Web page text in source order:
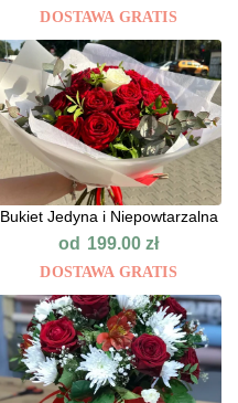
DOSTAWA GRATIS
Bukiet Jedyna i Niepowtarzalna
od 199.00zł
DOSTAWA GRATIS